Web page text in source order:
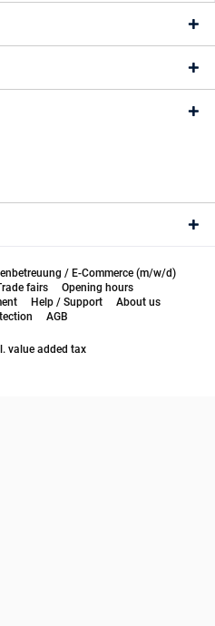
/ E-Commerce (m/w/d)
fairs
Opening hours
Help / Support
About us
AGB
value added tax